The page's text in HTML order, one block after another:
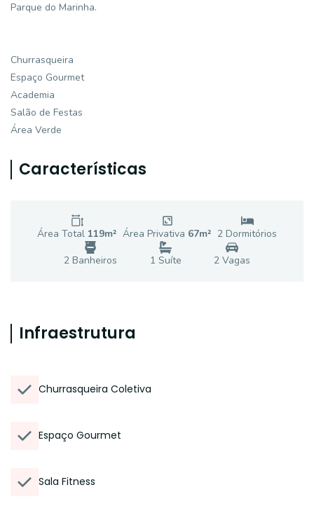
Parque do Marinha.
Churrasqueira
Espaço Gourmet
Academia
Salão de Festas
Área Verde
Características
Área Total 119m² Área Privativa 67m² 2 Dormitórios
2 Banheiros 1 Suíte 2Vagas
Infraestrutura
Churrasqueira Coletiva
Espaço Gourmet
Sala Fitness